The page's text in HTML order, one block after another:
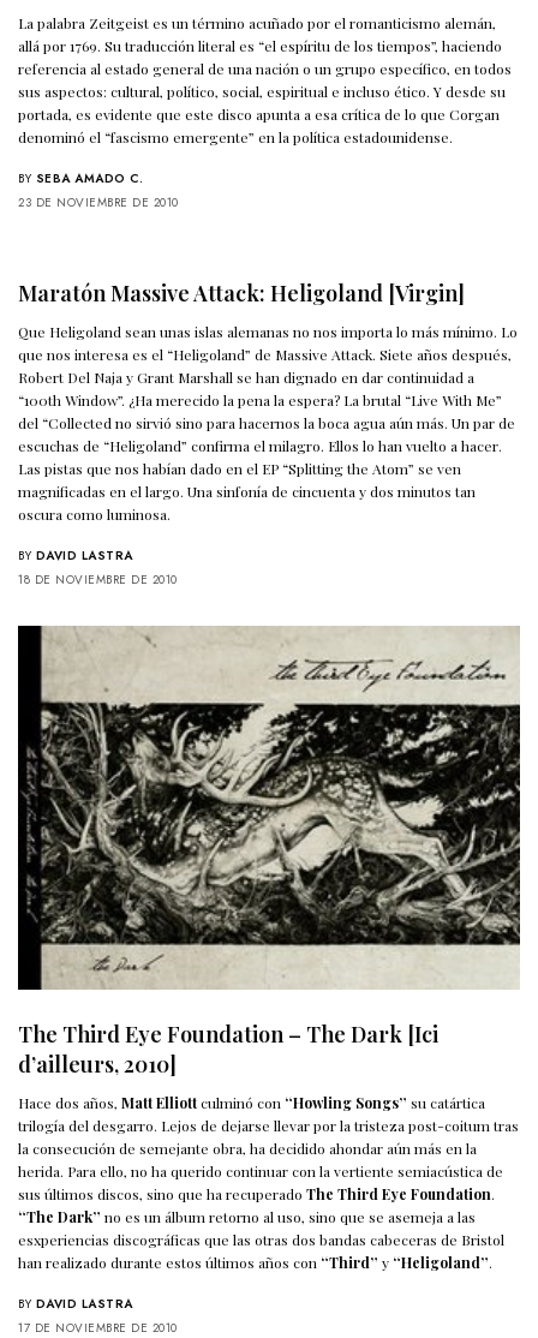
La palabra Zeitgeist es un término acuñado por el romanticismo alemán,
allá por 1769. Su traducción literal es “el espíritu de los tiempos”, haciendo
referencia al estado general de una nación o un grupo específico, en todos
sus aspectos: cultural, político, social, espiritual e incluso ético. Y desde su
portada, es evidente que este disco apunta a esa crítica de lo que Corgan
denominó el “fascismo emergente” en la política estadounidense.
BY SEBA AMADO C.
23 DE NOVIEMBRE DE 2010
Maratón Massive Attack: Heligoland [Virgin]
Que Heligoland sean unas islas alemanas no nos importa lo más mínimo. Lo
que nos interesa es el “Heligoland” de Massive Attack. Siete años después,
Robert Del Naja y Grant Marshall se han dignado en dar continuidad a
“100th Window”. ¿Ha merecido la pena la espera? La brutal “Live With Me”
del “Collected no sirvió sino para hacernos la boca agua aún más. Un par de
escuchas de “Heligoland” confirma el milagro. Ellos lo han vuelto a hacer.
Las pistas que nos habían dado en el EP “Splitting the Atom” se ven
magnificadas en el largo. Una sinfonía de cincuenta y dos minutos tan
oscura como luminosa.
BY DAVID LASTRA
18 DE NOVIEMBRE DE 2010
The Third Eye Foundation – The Dark [Ici
d’ailleurs, 2010]
Hace dos años,Matt Elliottculminó con “Howling Songs” su catártica
trilogía del desgarro. Lejos de dejarse llevar por la tristeza post-coitum tras
la consecución de semejante obra, ha decidido ahondar aún más en la
herida. Para ello, no ha querido continuar con la vertiente semiacústica de
sus últimos discos, sino que ha recuperadoThe Third Eye Foundation.
“The Dark” no es un álbum retorno al uso, sino que se asemeja a las
esxperiencias discográficas que las otras dos bandas cabeceras de Bristol
han realizado durante estos últimos años con “Third” y “Heligoland”.
BY DAVID LASTRA
17 DE NOVIEMBRE DE 2010